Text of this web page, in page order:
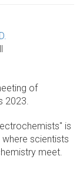
of
2023.
is
scientists
meet.